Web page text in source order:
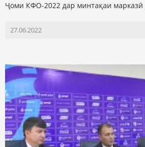
Ҷоми КФО-2022 дар минтақаи марказӣ
27.06.2022